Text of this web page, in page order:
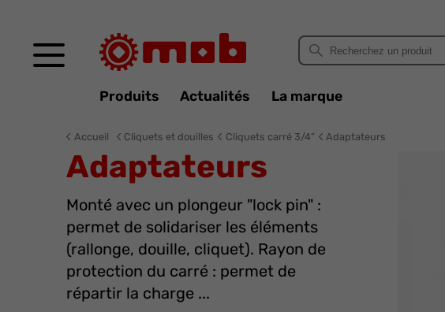
Produits Actualités La marque
Accueil Cliquets et douilles Cliquets carré 3/4” Adaptateurs
Adaptateurs
Monté avec un plongeur "lock pin" :
permet de solidariser les éléments
(rallonge, douille, cliquet). Rayon de
protection du carré : permet de
répartir la charge ...